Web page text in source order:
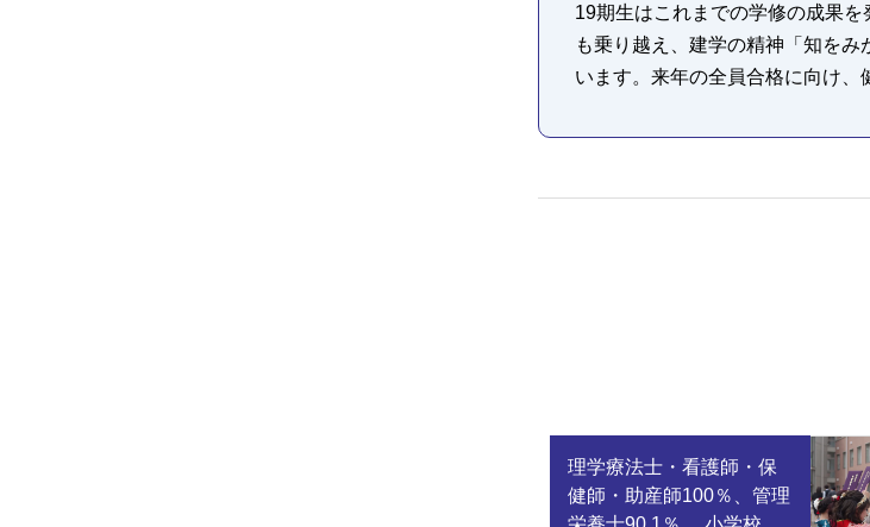
19期生はこれまでの学修の成果
も乗り越え、建学の精神「知を
います。来年の全員合格に向け、
理学療法士・看護師・保
健師・助産師100％、管理